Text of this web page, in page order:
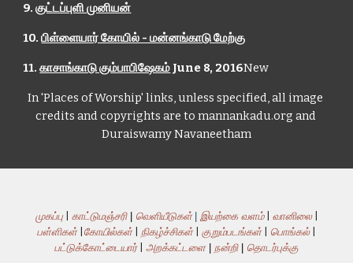
9. குட்டப்புளி முனியன்
10. பிள்ளையார் கோயில் - மன்னங்காடு மேற்கு
11. காசாங்காடு கும்பாபிஷேகம் June 8, 2016New
In 'Places of Worship' links, unless specified, all image
credits and copyrights are to mannankadu.org and
Duraiswamy Navaneetham
முகப்பு காட்டுமஞ்சரி வெளியீடுகள் இயற்கை வளம்| வானிலை|
பள்ளிகள்| கோயில்கள்| நிகழ்ச்சிகள் குறும்படங்கள்| பொங்கல்|
பட்டுக்கோட்டையார்| அறக்கட்டளை நன்றி தொடர்புக்கு